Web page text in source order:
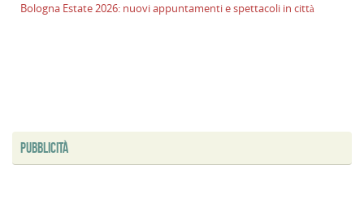
Bologna Estate 2026: nuovi appuntamenti e spettacoli in città
PUBBLICITÀ